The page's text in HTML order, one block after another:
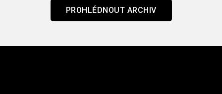
PROHLÉDNOUT ARCHIV